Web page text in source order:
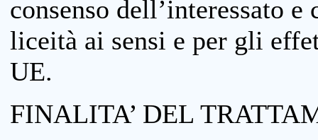
consenso dell’interessato
liceità ai sensi e per gli
UE.
FINALITA’ DEL